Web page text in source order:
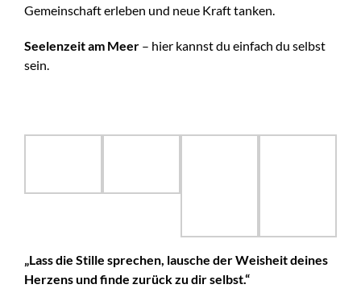
Gemeinschaft erleben und neue Kraft tanken.
Seelenzeit am Meer – hier kannst du einfach du selbst
sein.
„Lass die Stille sprechen, lausche der Weisheit deines
Herzens und finde zurück zu dir selbst.“